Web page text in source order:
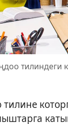
тилиндеги